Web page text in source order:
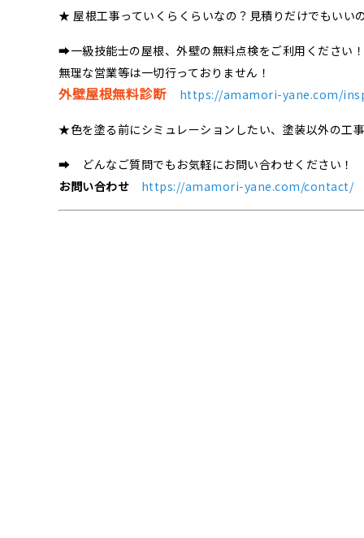
★ 屋根工事っていくらくらいなの？見積りだけでもいい
➡一級技能士の屋根、外壁の無料点検をご利用ください！
無理な営業等は一切行っておりません！
外壁屋根無料診断 https://amamori-yane.com/
★色を塗る前にシミュレーションしたい、塗装以外の
➡ どんなご質問でもお気軽にお問い合わせください！
お問い合わせ
https://amamori-yane.com/contact/